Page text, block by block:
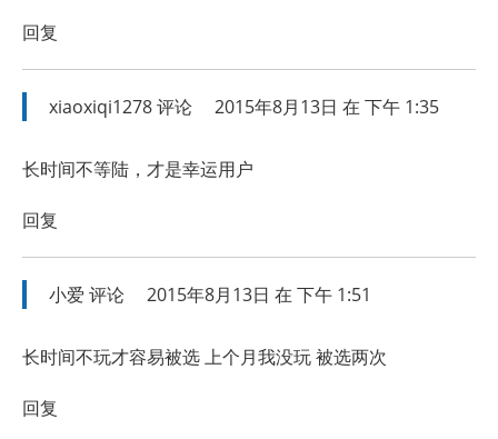
回复
xiaoxiqi1278评论 2015年8月13日 在 下午 1:35
长时间不等陆，才是幸运用户
回复
小爱 评论 2015年8月13日 在 下午 1:51
长时间不玩才容易被选 上个月我没玩 被选两次
回复